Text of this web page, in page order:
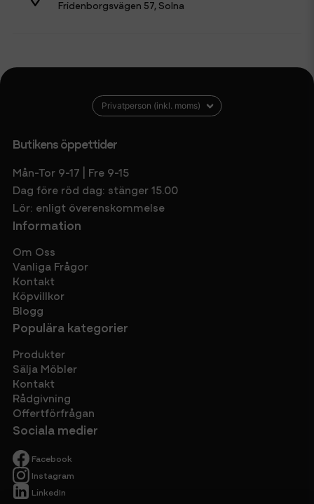
Fridenborgsvägen 57, Solna
Butikens öppettider
Mån-Tor 9-17 | Fre 9-15
Dag före röd dag: stänger 15.00
Lör: enligt överenskommelse
Information
Om Oss
Vanliga Frågor
Kontakt
Köpvillkor
Blogg
Populära kategorier
Produkter
Sälja Möbler
Kontakt
Rådgivning
Offertförfrågan
Sociala medier
Facebook
Instagram
LinkedIn